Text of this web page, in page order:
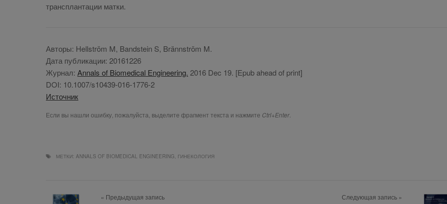
транс­план­та­ции мат­ки.
Ав­то­ры: Hellström M, Bandstein S, Brännström M.
Да­та пуб­ли­ка­ции: 20161226
Жур­нал: Annals of Biomedical Engineering. 2016 Dec 19. [Epub ahead of print]
DOI: 10.1007/s10439-016-1776-2
Ис­точ­ник
Если вы нашли ошибку, пожалуйста, выделите фрагмент текста и нажмите Ctrl+Enter.
МЕТКИ: ANNALS OF BIOMEDICAL ENGINEERING, ГИНЕКОЛОГИЯ
« Предыдущая запись Следующая запись »